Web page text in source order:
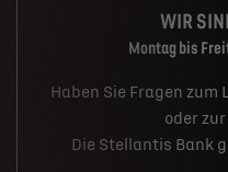
WIR
Montag bis
Haben Sie Fragen
oder
Die Stellantis Bank